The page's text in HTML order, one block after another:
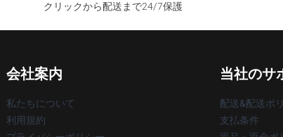
クリックから配送まで24/7保護
会社案内
私たちについて
利用規約
当社のサ
配送&配送ポ
支払条件